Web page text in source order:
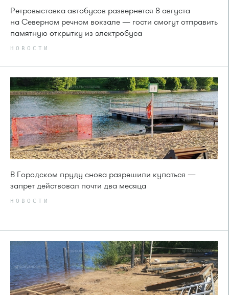
Ретровыставка автобусов развернется 8 августа
на Северном речном вокзале — гости смогут отправить
памятную открытку из электробуса
НОВОСТИ
В Городском пруду снова разрешили купаться —
запрет действовал почти два месяца
НОВОСТИ